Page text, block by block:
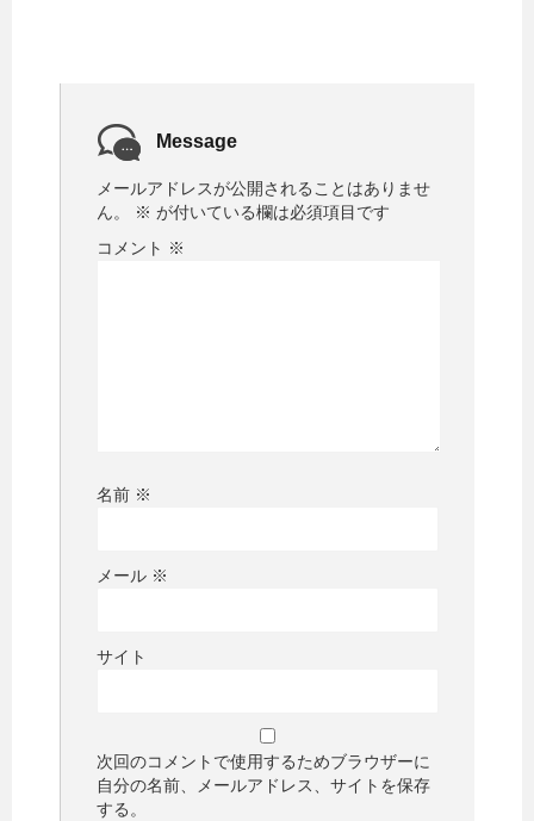
Message
メールアドレスが公開されることはありませ
ん。
※ が付いている欄は必須項目です
コメント ※
名前 ※
メール ※
サイト
次回のコメントで使用するためブラウザーに
自分の名前、メールアドレス、サイトを保存
する。